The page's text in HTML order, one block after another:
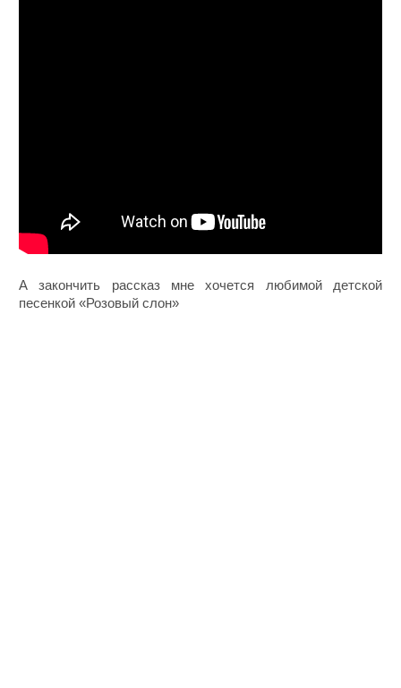
А закончить рассказ мне хочется любимой детской
песенкой «Розовый слон»